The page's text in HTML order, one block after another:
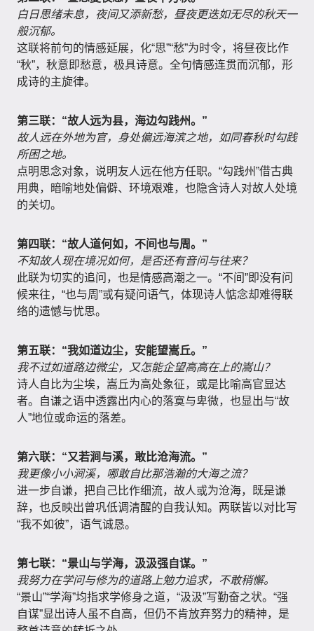
白日思绪未息，夜间又添新愁，昼夜更迭如无尽的秋天一
般沉郁。
这联将前句的情感延展，化“思”“愁”为时令，将昼夜比作
“秋”，秋意即愁意，极具诗意。全句情感连贯而沉郁，形
成诗的主旋律。
第三联：“故人远为县，海边勾践州。”
故人远在外地为官，身处偏远海滨之地，如同春秋时勾践
所困之地。
点明思念对象，说明友人远在他方任职。“勾践州”借古典
用典，暗喻地处偏僻、环境艰难，也隐含诗人对故人处境
的关切。
第四联：“故人道何如，不间也与周。”
不知故人现在境况如何，是否还有音问与往来？
此联为切实的追问，也是情感高潮之一。“不间”即没有问
候来往，“也与周”或有疑问语气，体现诗人惦念却难得联
络的遗憾与忧思。
第五联：“我如道边尘，安能望嵩丘。”
我不过如道路边微尘，又怎能企望高高在上的嵩山？
诗人自比为尘埃，嵩丘为高处象征，或是比喻高官显达
者。自谦之语中透露出内心的落寞与卑微，也显出与“故
人”地位或命运的落差。
第六联：“又若涧与溪，敢比沧海流。”
我更像小小涧溪，哪敢自比那浩瀚的大海之流？
进一步自谦，把自己比作细流，故人或为沧海，既是谦
辞，也反映出曾巩低调清醒的自我认知。两联皆以对比写
“我不如彼”，语气诚恳。
第七联：“景山与学海，汲汲强自谋。”
我努力在学问与修为的道路上勉力追求，不敢稍懈。
“景山”“学海”均指求学修身之道，“汲汲”写勤奋之状。“强
自谋”显出诗人虽不自高，但仍不肯放弃努力的精神，是